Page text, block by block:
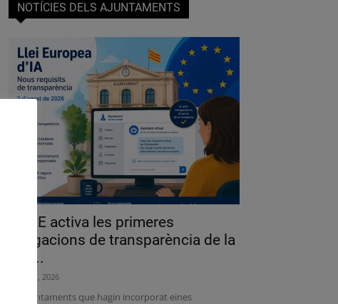
NOTÍCIES DELS AJUNTAMENTS
La UE activa les primeres
obligacions de transparència de la
Llei...
juliol 31, 2026
Els ajuntaments que hagin incorporat eines